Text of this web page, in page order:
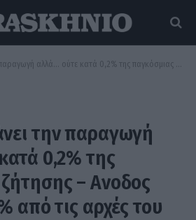
κατά 0,2% της παγκόσμιας ζήτησης – Ανοδος της τιμής 22% από τις αρχές του χρόνου
την παραγωγή
0,2% της
– Ανοδος
από τις αρχές του